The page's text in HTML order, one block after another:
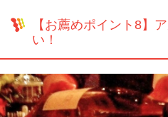
【お薦めポイント8】
い！